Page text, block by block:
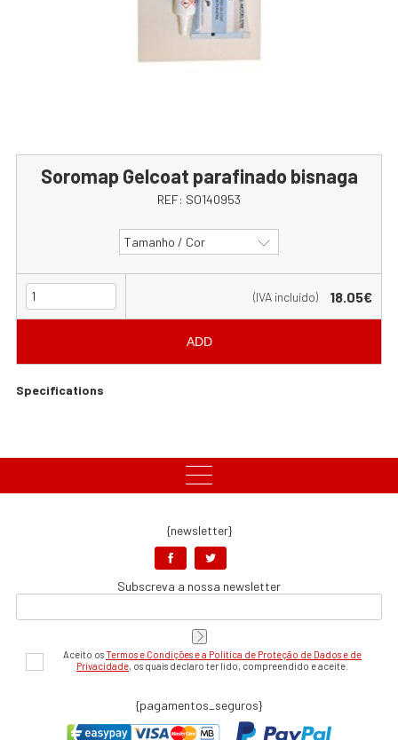
Soromap Gelcoat parafinado bisnaga
REF: SO140953
Tamanho / Cor
(IVA incluído) 18.05€
ADD
Specifications
{newsletter}
Subscreva a nossa newsletter
Aceito osTermos e Condições e a Política de Proteção de Dados e de
Privacidade, os quais declaro ter lido, compreendido e aceite.
{pagamentos_seguros}